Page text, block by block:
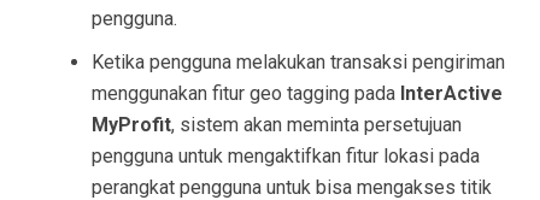
pengguna.
Ketika pengguna melakukan transaksi pengiriman
menggunakan fitur geo tagging pada InterActive
MyProfit, sistem akan meminta persetujuan
pengguna untuk mengaktifkan fitur lokasi pada
perangkat pengguna untuk bisa mengakses titik